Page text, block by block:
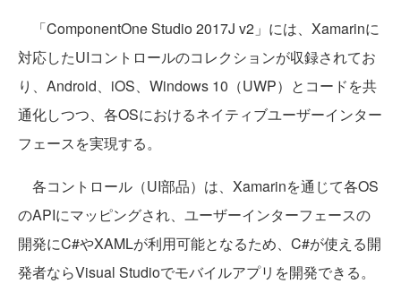
「ComponentOne Studio 2017J v2」には、Xamarinに
対応したUIコントロールのコレクションが収録されてお
り、Android、iOS、Windows 10（UWP）とコードを共
通化しつつ、各OSにおけるネイティブユーザーインター
フェースを実現する。
各コントロール（UI部品）は、Xamarinを通じて各OS
のAPIにマッピングされ、ユーザーインターフェースの
開発にC#やXAMLが利用可能となるため、C#が使える開
発者ならVisual Studioでモバイルアプリを開発できる。